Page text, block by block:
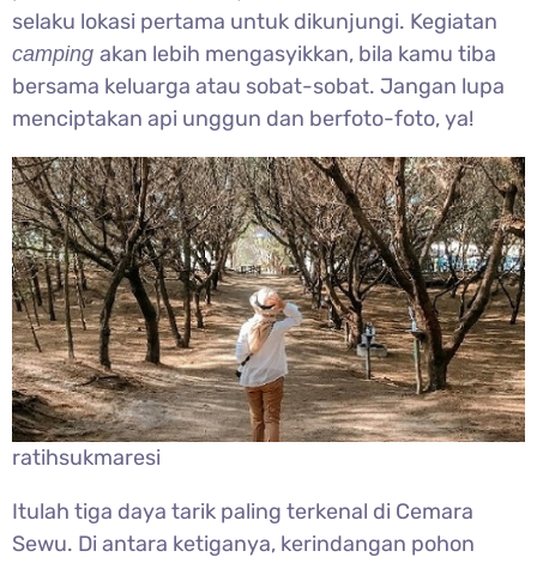
selaku lokasi pertama untuk dikunjungi. Kegiatan
camping akan lebih mengasyikkan, bila kamu tiba
bersama keluarga atau sobat-sobat. Jangan lupa
menciptakan api unggun dan berfoto-foto, ya!
ratihsukmaresi
Itulah tiga daya tarik paling terkenal di Cemara
Sewu. Di antara ketiganya, kerindangan pohon